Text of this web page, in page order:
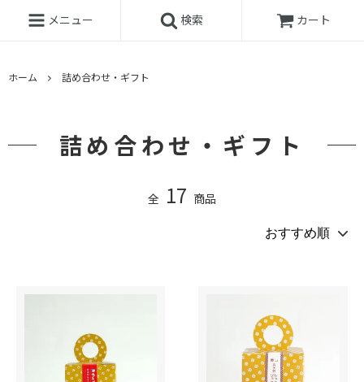
メニュー 検索 カート
ホーム 詰め合わせ・ギフト
詰め合わせ・ギフト
全 17 商品